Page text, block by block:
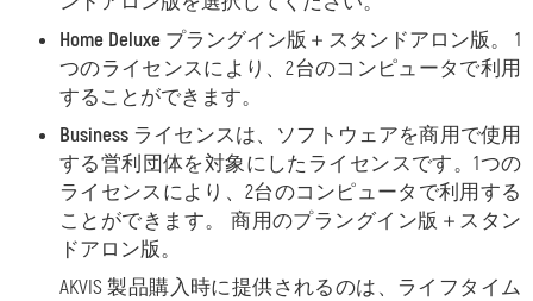
Home Deluxe プラングイン版＋スタンドアロン版。 1
つのライセンスにより、2台のコンピュータで利用
することができます。
Business ライセンスは、ソフトウェアを商用で使用
する営利団体を対象にしたライセンスです。1つの
ライセンスにより、2台のコンピュータで利用する
ことができます。 商用のプラングイン版＋スタン
ドアロン版。
AKVIS 製品購入時に提供されるのは、ライフタイム